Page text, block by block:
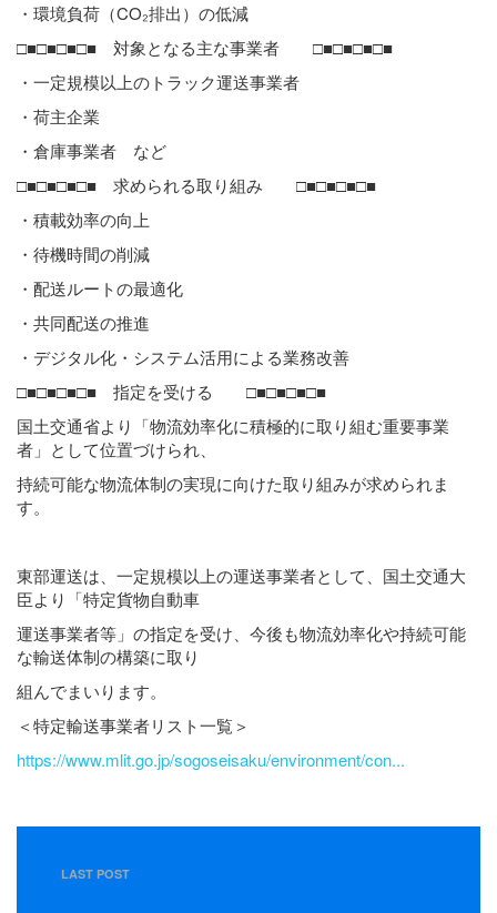
・環境負荷（CO₂排出）の低減
□■□■□■□■ 対象となる主な事業者 □■□■□■□■
・一定規模以上のトラック運送事業者
・荷主企業
・倉庫事業者 など
□■□■□■□■ 求められる取り組み □■□■□■□■
・積載効率の向上
・待機時間の削減
・配送ルートの最適化
・共同配送の推進
・デジタル化・システム活用による業務改善
□■□■□■□■ 指定を受ける □■□■□■□■
国土交通省より「物流効率化に積極的に取り組む重要事業
者」として位置づけられ、
持続可能な物流体制の実現に向けた取り組みが求められま
す。
東部運送は、一定規模以上の運送事業者として、国土交通大
臣より「特定貨物自動車
運送事業者等」の指定を受け、今後も物流効率化や持続可能
な輸送体制の構築に取り
組んでまいります。
＜特定輸送事業者リスト一覧＞
https://www.mlit.go.jp/sogoseisaku/environment/con...
LAST POST